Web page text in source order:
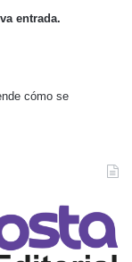
entrada.
cómo se